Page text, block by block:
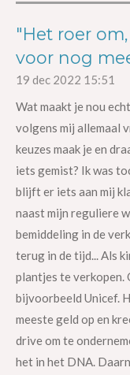
"Het roer
voor nog
19 dec 2022 15:51
Wat maakt je nou
volgens mij allemaal
keuzes maak je en
iets gemist? Ik was
blijft er iets aan mij
naast mijn reguliere
bemiddeling in de
terug in de tijd... Als
plantjes te verkopen.
bijvoorbeeld Unicef.
meeste geld op en
drive om te
het in het DNA.